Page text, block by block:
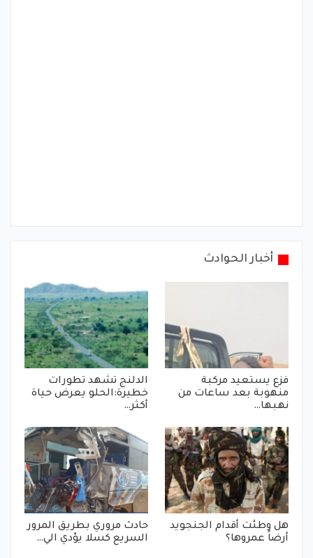
أخبار الحوادث
فزع يستعيد مركبة
منهوبة بعد ساعات من
نهبها…
الدلنج تشهد تطورات
خطيرة:الحلو يعرض حياة
أكثر…
هل وطئت أقدام الجنجويد
أرضاً عمروها؟
حادث مروري بطريق المرور
السريع كسلا يؤدي الي…